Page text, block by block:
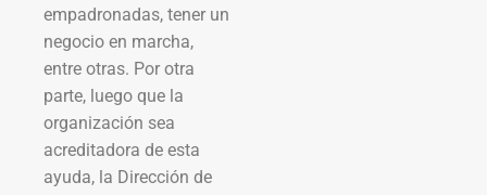
empadronadas, tener un
negocio en marcha,
entre otras. Por otra
parte, luego que la
organización sea
acreditadora de esta
ayuda, la Dirección de